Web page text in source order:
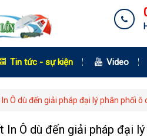
Tin tức - sự kiện Video
Ô dù đến giải pháp đại lý phân phối ô
In Ô dù đến giải pháp đại